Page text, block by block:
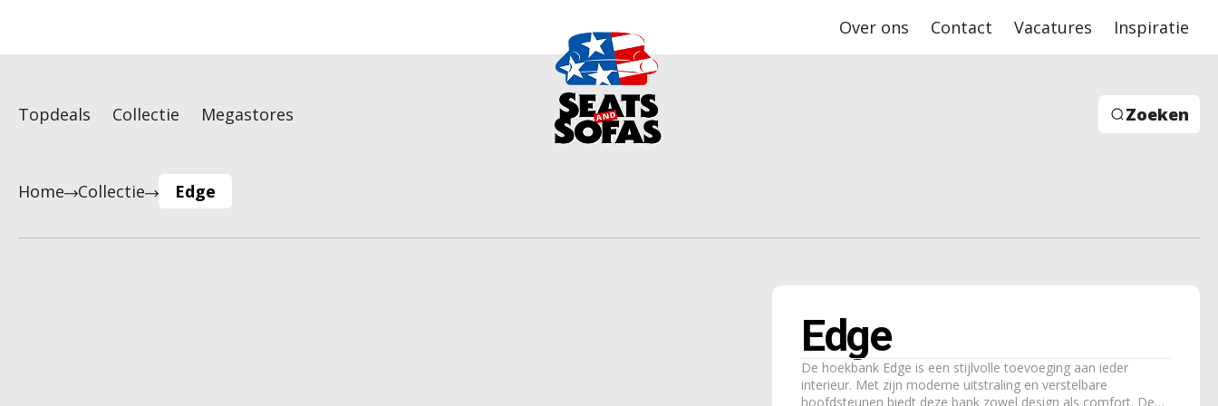
Over ons Contact Vacatures Inspiratie
Topdeals Collectie Megastores Zoeken
Home Collectie Edge
Edge
De hoekbank Edge is een stijlvolle toevoeging aan ieder
interieur. Met zijn moderne uitstraling en verstelbare
hoofdsteunen biedt deze bank zowel design als comfort. De